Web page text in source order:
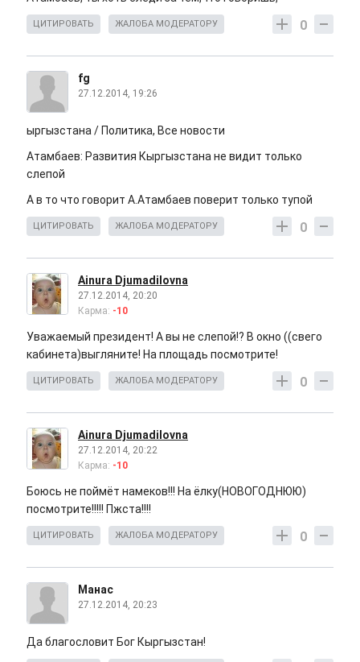
0
ЦИТИРОВАТЬ ЖАЛОБА МОДЕРАТОРУ
fg
27.12.2014, 19:26
ыргызстана / Политика, Все новости
Атамбаев: Развития Кыргызстана не видит только
слепой
А в то что говорит А.Атамбаев поверит только тупой
0
ЦИТИРОВАТЬ ЖАЛОБА МОДЕРАТОРУ
Ainura Djumadilovna
27.12.2014, 20:20
Карма: -10
Уважаемый президент! А вы не слепой!? В окно ((свего
кабинета)выгляните! На площадь посмотрите!
0
ЦИТИРОВАТЬ ЖАЛОБА МОДЕРАТОРУ
Ainura Djumadilovna
27.12.2014, 20:22
Карма: -10
Боюсь не поймёт намеков!!! На ёлку(НОВОГОДНЮЮ)
посмотрите!!!!! Пжста!!!!
0
ЦИТИРОВАТЬ ЖАЛОБА МОДЕРАТОРУ
Манас
27.12.2014, 20:23
Да благословит Бог Кыргызстан!